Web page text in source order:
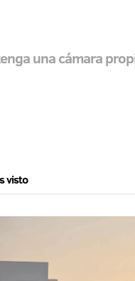
una cámara
visto